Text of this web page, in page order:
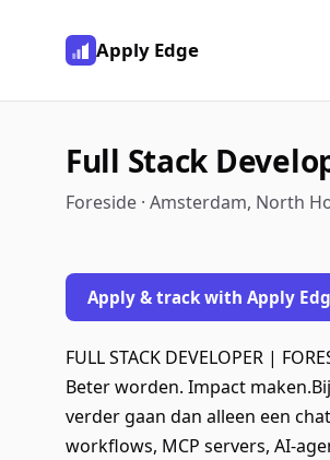
Apply Edge
Full Stack
Foreside · Amsterdam, North
Apply & track with Apply
FULL STACK DEVELOPER |
Beter worden. Impact
verder gaan dan alleen een
workflows, MCP servers, AI-